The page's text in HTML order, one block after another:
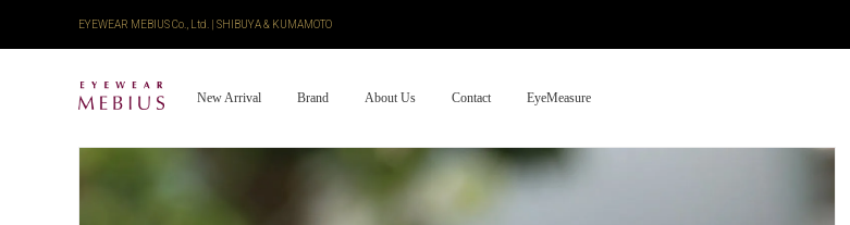
EYEWEAR MEBIUS Co., Ltd. | SHIBUYA & KUMAMOTO
New Arrival Brand About Us Contact EyeMeasure